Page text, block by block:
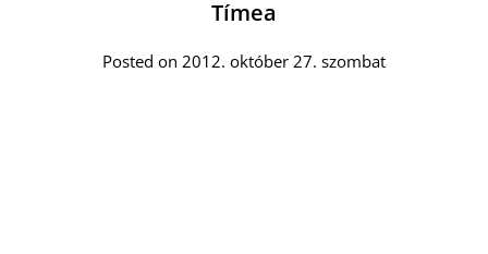
Tímea
Posted on 2012. október 27. szombat